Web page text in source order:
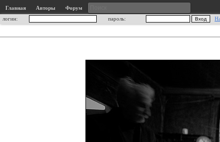
Главная Авторы
Форум
логин:
пароль: